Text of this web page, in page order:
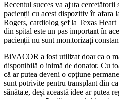
Recentul succes va ajuta cercetătorii
pacienții cu acest dispozitiv în afara
Rogers, cardiolog șef la Texas
din spital este un pas important în
pacienții nu sunt monitorizați
BiVACOR a fost utilizat doar ca o
disponibilă o inimă de donator. Cu
că ar putea deveni o opțiune
sunt potrivite pentru transplant din
sănătate, deși această idee ar putea